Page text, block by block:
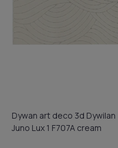
Dywan art deco 3d Dywilan
Juno Lux 1 F707A cream